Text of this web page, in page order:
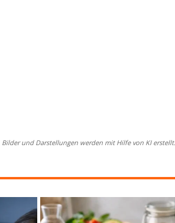
Bilder und Darstellungen werden mit Hilfe von KI erstellt.